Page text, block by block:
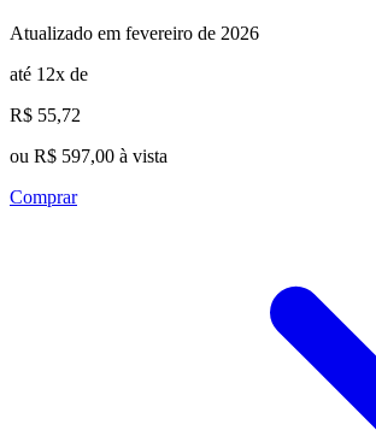
Atualizado em fevereiro de 2026
até 12x de
R$ 55,72
ou R$ 597,00 à vista
Comprar